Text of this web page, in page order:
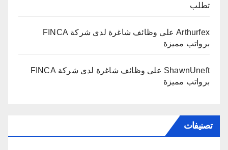
تطلب
Arthurfexعلى
وظائف شاغرة لدى شركة FINCA
برواتب مميزة
ShawnUneft على
وظائف شاغرة لدى شركة FINCA
برواتب مميزة
تصنيفات